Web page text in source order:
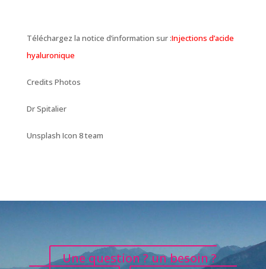
Téléchargez la notice d’information sur :Injections d’acide
hyaluronique
Credits Photos
Dr Spitalier
Unsplash Icon 8 team
Une question ? un besoin ?